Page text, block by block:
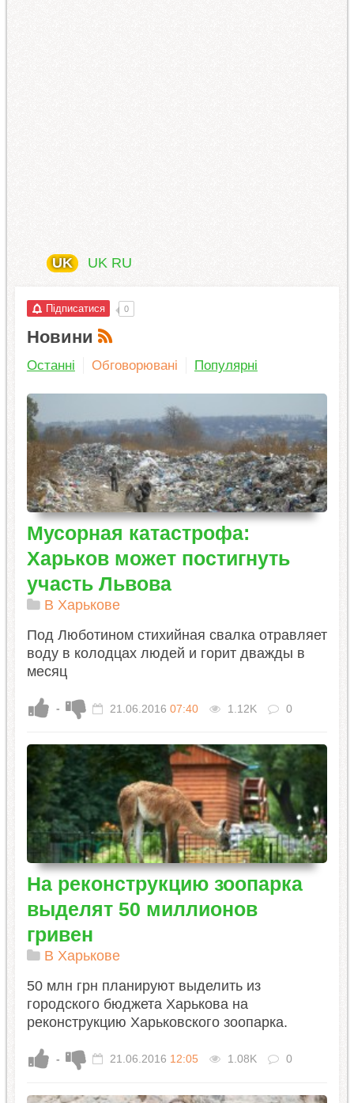
UK UK RU
Підписатися 0
Новини
Останні Обговорювані Популярні
Мусорная катастрофа:
Харьков может постигнуть
участь Львова
В Харькове
Под Люботином стихийная свалка отравляет
воду в колодцах людей и горит дважды в
месяц
- 21.06.2016 07:40 1.12K 0
На реконструкцию зоопарка
выделят 50 миллионов
гривен
В Харькове
50 млн грн планируют выделить из
городского бюджета Харькова на
реконструкцию Харьковского зоопарка.
- 21.06.2016 12:05 1.08K 0